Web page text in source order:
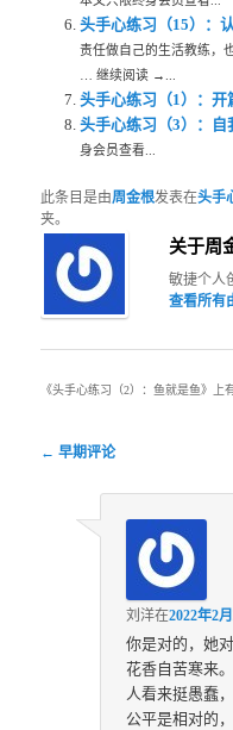
头手心练习（15）：
责任做自己的生活教练，
… 继续阅读 →...
头手心练习（1）：开
头手心练习（3）：自
身会员查看...
此条目是由周金根发表在头手
夹。
关于周
敏捷个人
查看所有
《头手心练习（2）：鱼就是鱼》上
评论导航
← 早期评论
刘洋在2022年2
你是对的，她
花香自苦寒来
人看来挺愚蠢
公平是相对的